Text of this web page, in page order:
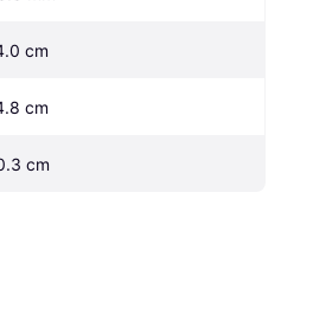
cm
cm
cm